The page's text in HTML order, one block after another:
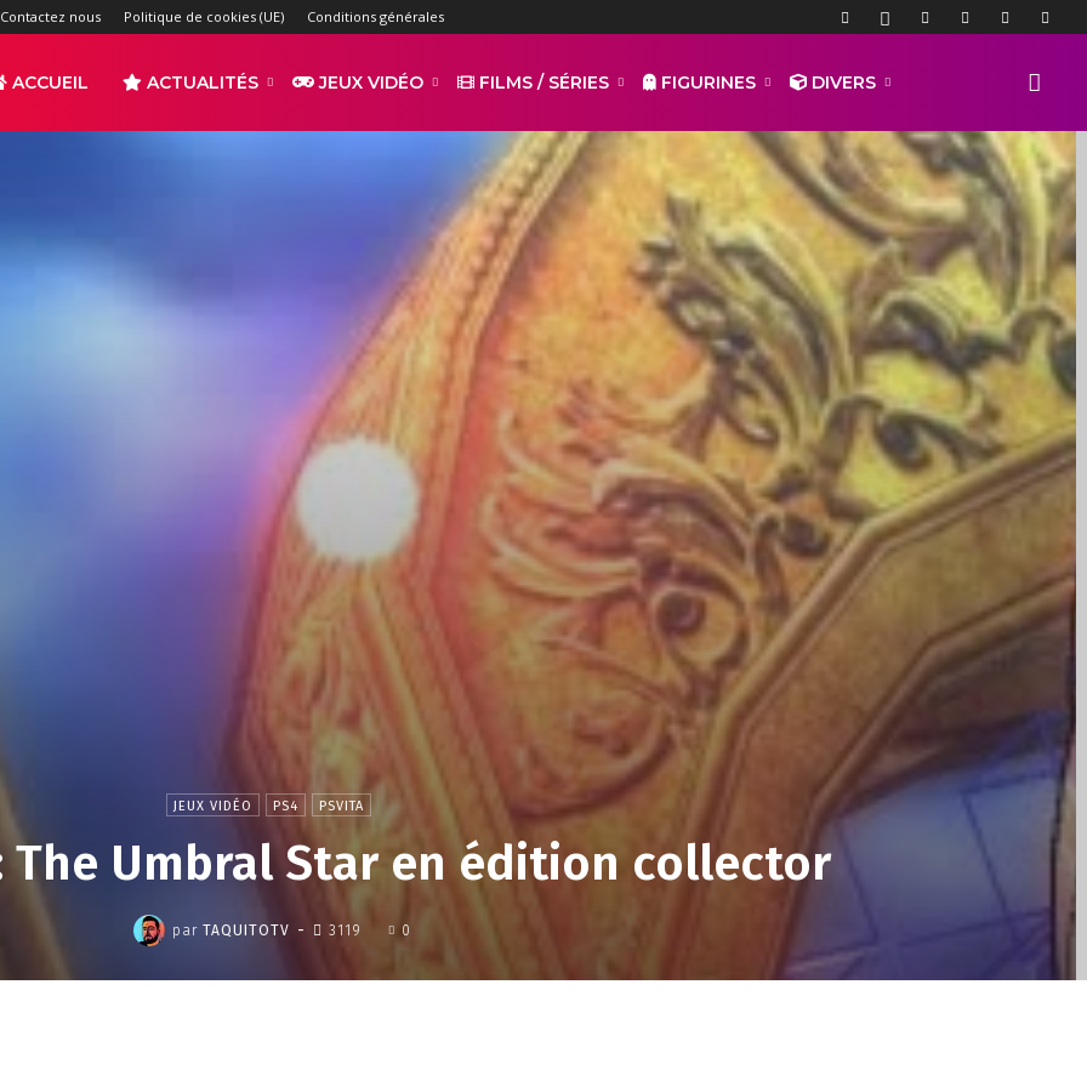
Contactez nous Politique de cookies (UE) Conditions générales
ACCUEIL ACTUALITÉS JEUX VIDÉO FILMS / SÉRIES FIGURINES DIVERS
JEUX VIDÉO PS4 PSVITA
The Umbral Star en édition collector
par TAQUITOTV - 3119 0